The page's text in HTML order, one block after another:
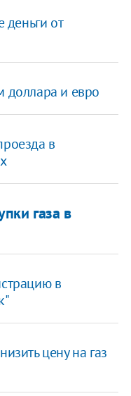
деньги от
доллара и евро
в
газа в
в
цену на газ